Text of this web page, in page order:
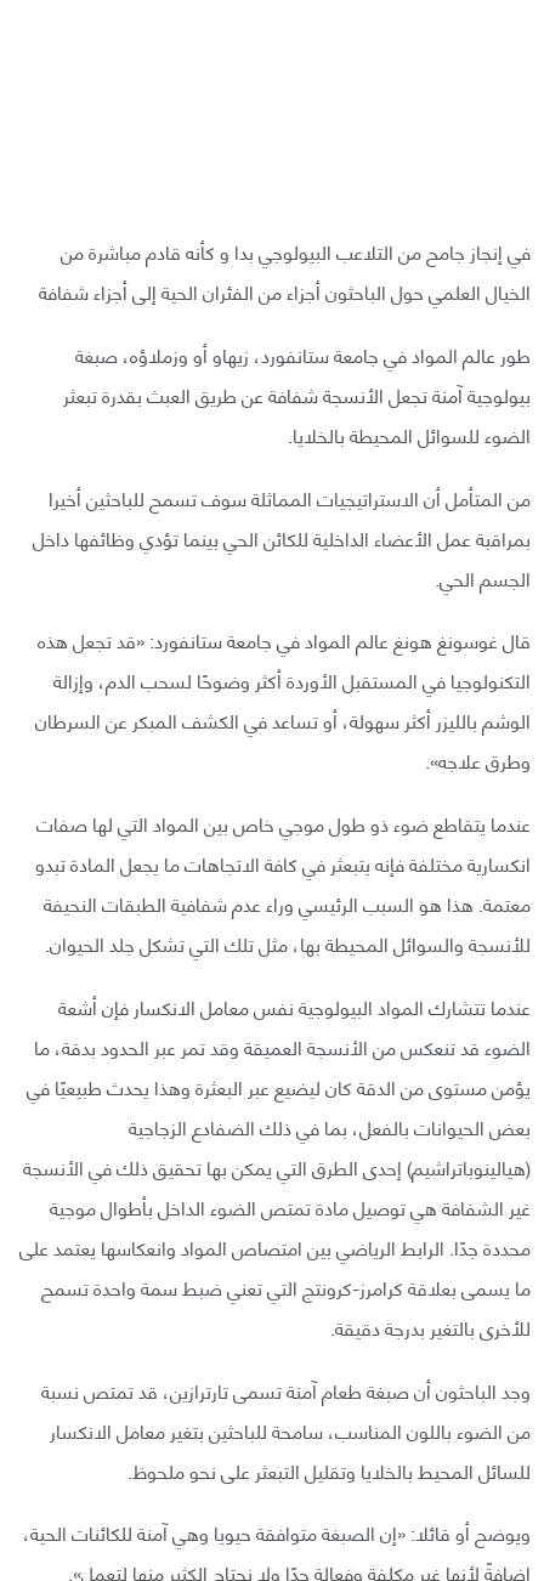
في إنجاز جامح من التلاعب البيولوجي بدا و كأنه قادم مباشرة من
الخيال العلمي حول الباحثون أجزاء من الفئران الحية إلى أجزاء شفافة
طور عالم المواد في جامعة ستانفورد، زيهاو أو وزملاؤه، صبغة
بيولوجية آمنة تجعل الأنسجة شفافة عن طريق العبث بقدرة تبعثر
الضوء للسوائل المحيطة بالخلايا.
من المتأمل أن الاستراتيجيات المماثلة سوف تسمح للباحثين أخيرا
بمراقبة عمل الأعضاء الداخلية للكائن الحي بينما تؤدي وظائفها داخل
الجسم الحي.
قال غوسونغ هونغ عالم المواد في جامعة ستانفورد: «قد تجعل هذه
التكنولوجيا في المستقبل الأوردة أكثر وضوحًا لسحب الدم، وإزالة
الوشم بالليزر أكثر سهولة، أو تساعد في الكشف المبكر عن السرطان
وطرق علاجه».
عندما يتقاطع ضوء ذو طول موجي خاص بين المواد التي لها صفات
انكسارية مختلفة فإنه يتبعثر في كافة الاتجاهات ما يجعل المادة تبدو
معتمة. هذا هو السبب الرئيسي وراء عدم شفافية الطبقات النحيفة
للأنسجة والسوائل المحيطة بها، مثل تلك التي تشكل جلد الحيوان.
عندما تتشارك المواد البيولوجية نفس معامل الانكسار فإن أشعة
الضوء قد تنعكس من الأنسجة العميقة وقد تمر عبر الحدود بدقة، ما
يؤمن مستوى من الدقة كان ليضيع عبر البعثرة وهذا يحدث طبيعيًا في
بعض الحيوانات بالفعل، بما في ذلك الضفادع الزجاجية
(هيالينوباتراشيم) إحدى الطرق التي يمكن بها تحقيق ذلك في الأنسجة
غير الشفافة هي توصيل مادة تمتص الضوء الداخل بأطوال موجية
محددة جدًا. الرابط الرياضي بين امتصاص المواد وانعكاسها يعتمد على
ما يسمى بعلاقة كرامرز-كرونتج التي تعني ضبط سمة واحدة تسمح
للأخرى بالتغير بدرجة دقيقة.
وجد الباحثون أن صبغة طعام آمنة تسمى تارترازين، قد تمتص نسبة
من الضوء باللون المناسب، سامحة للباحثين بتغير معامل الانكسار
للسائل المحيط بالخلايا وتقليل التبعثر على نحو ملحوظ.
ويوضح أو قائلا: «إن الصبغة متوافقة حيويا وهي آمنة للكائنات الحية،
إضافةً لأنها غير مكلفة وفعالة جدًا ولا نحتاج الكثير منها لتعمل».